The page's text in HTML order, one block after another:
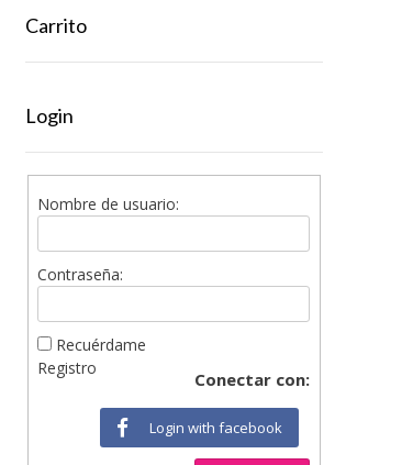
Carrito
Login
Nombre de usuario:
Contraseña:
Recuérdame
Conectar con:
Login with facebook
Registro